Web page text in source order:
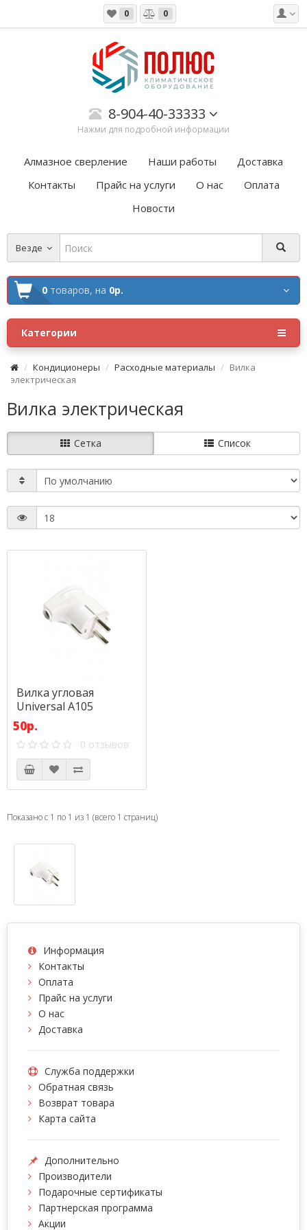
0 0
8-904-40-33333
Нажми для подробной информации
Алмазное сверление Наши работы
Доставка
Контакты
Прайс на услуги О нас
Оплата
Новости
Везде
0 товаров, на 0р.
Категории
Кондиционеры Расходные материалы
Вилка
электрическая
Вилка электрическая
Сетка Список
Вилка угловая
Universal A105
50р.
0 отзывов
Показано с 1 по 1 из 1 (всего 1 страниц)
Информация
Контакты
Оплата
Прайс на услуги
О нас
Доставка
Служба поддержки
Обратная связь
Возврат товара
Карта сайта
Дополнительно
Производители
Подарочные сертификаты
Партнерская программа
Акции